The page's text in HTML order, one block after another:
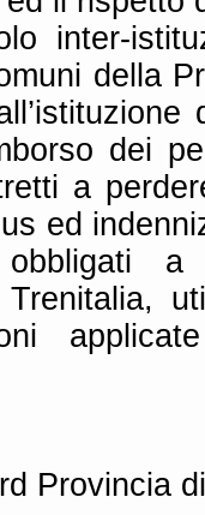
inter-
della
dei
a
ed
a
Provincia